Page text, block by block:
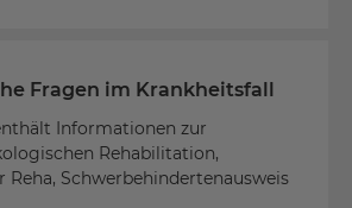
Fragen im Krankheitsfall
Informationen zur
Rehabilitation,
Reha, Schwerbehindertenausweis